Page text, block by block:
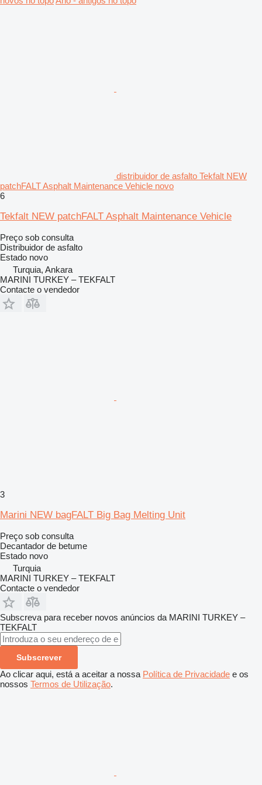
distribuidor de asfalto Tekfalt NEW
patchFALT Asphalt Maintenance Vehicle novo
6
Tekfalt NEW patchFALT Asphalt Maintenance Vehicle
Preço sob consulta
Distribuidor de asfalto
Estado novo
Turquia, Ankara
MARINI TURKEY – TEKFALT
Contacte o vendedor
3
Marini NEW bagFALT Big Bag Melting Unit
Preço sob consulta
Decantador de betume
Estado novo
Turquia
MARINI TURKEY – TEKFALT
Contacte o vendedor
Subscreva para receber novos anúncios da MARINI TURKEY –
TEKFALT
Subscrever
Ao clicar aqui, está a aceitar a nossa Política de Privacidade e os
nossos Termos de Utilização.